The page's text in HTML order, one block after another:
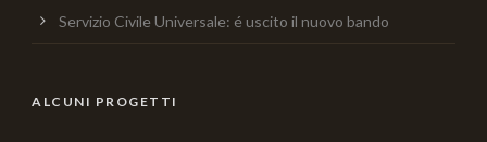
Servizio Civile Universale: é uscito il nuovo bando
ALCUNI PROGETTI